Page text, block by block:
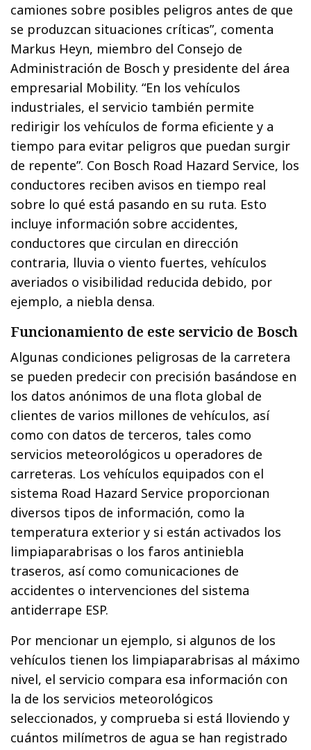
camiones sobre posibles peligros antes de que
se produzcan situaciones críticas”, comenta
Markus Heyn, miembro del Consejo de
Administración de Bosch y presidente del área
empresarial Mobility. “En los vehículos
industriales, el servicio también permite
redirigir los vehículos de forma eficiente y a
tiempo para evitar peligros que puedan surgir
de repente”. Con Bosch Road Hazard Service, los
conductores reciben avisos en tiempo real
sobre lo qué está pasando en su ruta. Esto
incluye información sobre accidentes,
conductores que circulan en dirección
contraria, lluvia o viento fuertes, vehículos
averiados o visibilidad reducida debido, por
ejemplo, a niebla densa.
Funcionamiento de este servicio de Bosch
Algunas condiciones peligrosas de la carretera
se pueden predecir con precisión basándose en
los datos anónimos de una flota global de
clientes de varios millones de vehículos, así
como con datos de terceros, tales como
servicios meteorológicos u operadores de
carreteras. Los vehículos equipados con el
sistema Road Hazard Service proporcionan
diversos tipos de información, como la
temperatura exterior y si están activados los
limpiaparabrisas o los faros antiniebla
traseros, así como comunicaciones de
accidentes o intervenciones del sistema
antiderrape ESP.
Por mencionar un ejemplo, si algunos de los
vehículos tienen los limpiaparabrisas al máximo
nivel, el servicio compara esa información con
la de los servicios meteorológicos
seleccionados, y comprueba si está lloviendo y
cuántos milímetros de agua se han registrado